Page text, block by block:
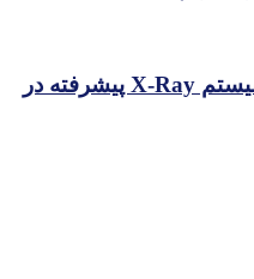
بازرسی مکانیزه کانتینرها با سیستم X-Ray پیشرفته در